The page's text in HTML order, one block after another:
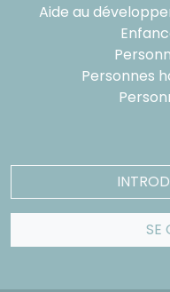
Aide au
Personnes
SE